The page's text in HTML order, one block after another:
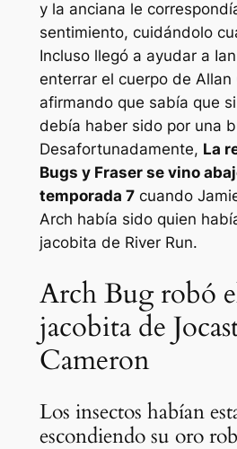
y la anciana le
sentimiento, cuidándolo
Incluso llegó a ayudar a
enterrar el cuerpo de Allan
afirmando que sabía que
debía haber sido por una
Desafortunadamente, La
Bugs y Fraser se vino
temporada 7cuando
Arch había sido quien
jacobita de River Run.
Arch Bug robó
jacobita de
Cameron
Los insectos habían
escondiendo su oro